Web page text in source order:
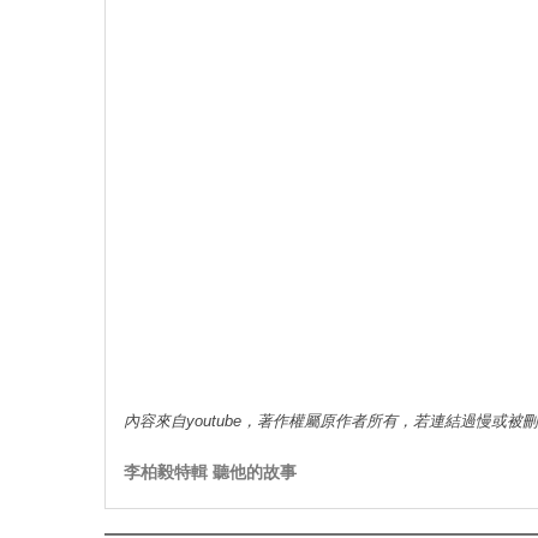
內容來自youtube，著作權屬原作者所有，若連結過慢或被
李柏毅特輯 聽他的故事